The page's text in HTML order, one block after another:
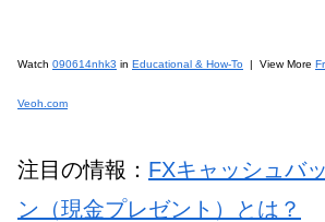
Watch 090614nhk3 in Educational & How-To | View More
Veoh.com
注目の情報： FXキャッシュバ
ン（現金プレゼント）とは？